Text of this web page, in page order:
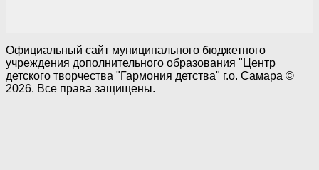
Официальный сайт муниципального бюджетного
учреждения дополнительного образования "Центр
детского творчества "Гармония детства" г.о. Самара ©
2026. Все права защищены.